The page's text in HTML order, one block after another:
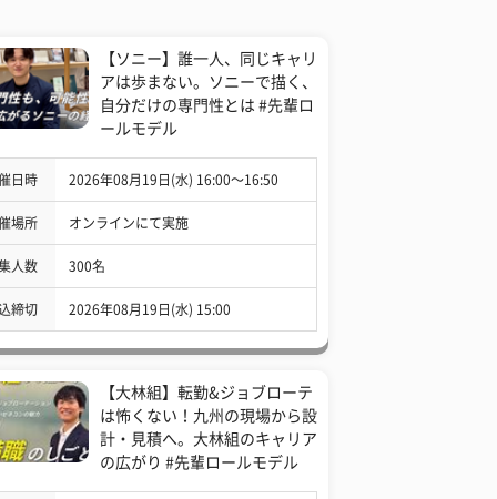
【ソニー】誰一人、同じキャリ
アは歩まない。ソニーで描く、
自分だけの専門性とは #先輩ロ
ールモデル
日時 2026年08月19日(水) 16:00〜16:50
場所 オンラインにて実施
人数 300名
締切 2026年08月19日(水) 15:00
【大林組】転勤&ジョブローテ
は怖くない！九州の現場から設
計・見積へ。大林組のキャリア
の広がり #先輩ロールモデル